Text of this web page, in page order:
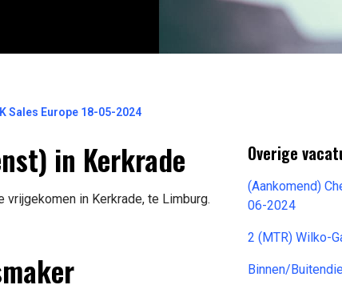
Sales Europe 18-05-2024
in Kerkrade
vrijgekomen in Kerkrade, te Limburg.
Overige
(Aankomend)
06-2024
2 (MTR) Wilko-
Binnen/